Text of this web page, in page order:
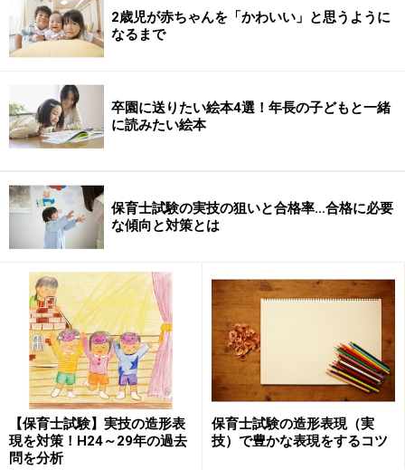
＜目次＞
2歳児、赤ちゃんを踏みつける!?
自分より小さい子がいることへの不安
赤ちゃんでなく2歳児の方を抱きしめる
2ヵ月たったある日の大変身！
2歳児が赤ちゃんを「かわいい」と思うように
なるまで
卒園に送りたい絵本4選！年長の子どもと一緒
に読みたい絵本
保育士試験の実技の狙いと合格率…合格に必要
な傾向と対策とは
【保育士試験】実技の造形表
現を対策！H24～29年の過去
問を分析
保育士試験の造形表現（実
技）で豊かな表現をするコツ